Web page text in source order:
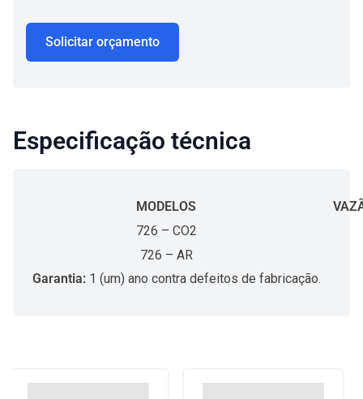
Solicitar orçamento
Especificação técnica
MODELOS
726 – CO2
726 – AR
Garantia: 1 (um) ano contra defeitos de fabricação.